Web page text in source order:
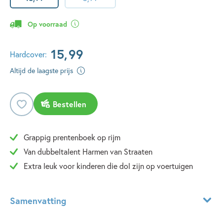
Op voorraad
Hardcover: 15,99
Altijd de laagste prijs
Bestellen
Grappig prentenboek op rijm
Van dubbeltalent Harmen van Straaten
Extra leuk voor kinderen die dol zijn op voertuigen
Samenvatting